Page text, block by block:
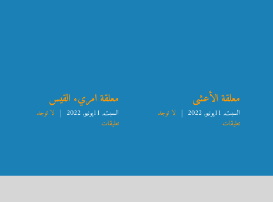
معلقة الأعشى
السبت, 11يونيو, 2022 | لا توجد
تعليقات
معلقة امريء القيس
السبت, 11يونيو, 2022 | لا توجد
تعليقات